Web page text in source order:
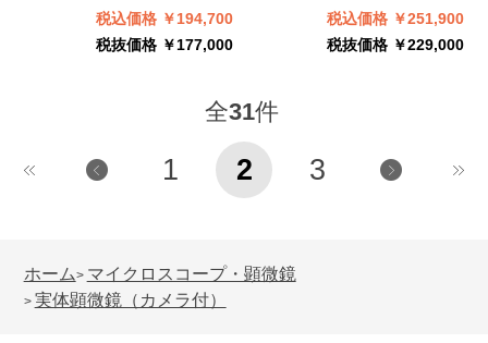
税込価格 ￥194,700
税抜価格 ￥177,000
税込価格 ￥251,900
税抜価格 ￥229,000
全31件
1 2 3
ホーム> マイクロスコープ・顕微鏡
> 実体顕微鏡（カメラ付）